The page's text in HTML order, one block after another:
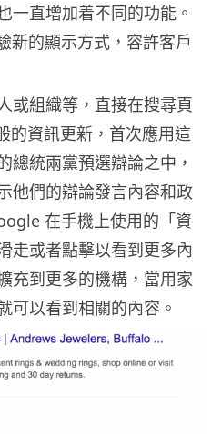
一直增加着不同的功能。
新的顯示方式，容許客戶
或組織等，直接在搜尋頁
的資訊更新，首次應用這
總統兩黨預選辯論之中，
他們的辯論發言內容和政
在手機上使用的「資
走或者點擊以看到更多內
充到更多的機構，當用家
可以看到相關的內容。